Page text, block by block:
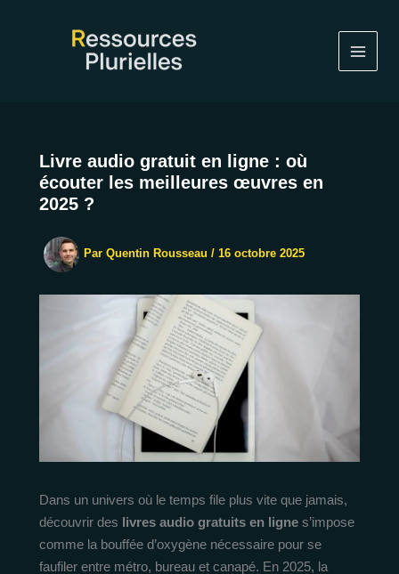
Livre audio gratuit en ligne : où
écouter les meilleures œuvres en
2025 ?
Par Quentin Rousseau / 16 octobre 2025
Dans un univers où le temps file plus vite que jamais,
découvrir des livres audio gratuits en ligne s’impose
comme la bouffée d’oxygène nécessaire pour se
faufiler entre métro, bureau et canapé. En 2025, la